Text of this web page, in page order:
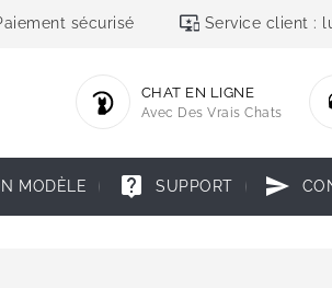
sécurisé important_devices Service client :
CHAT EN LIGNE
Avec Des Vrais Chats
MODÈLE live_help SUPPORT send